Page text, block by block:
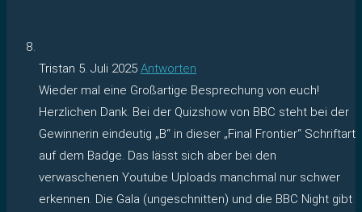
Tristan 5. Juli 2025 Antworten
Wieder mal eine Großartige Besprechung von euch!
Herzlichen Dank. Bei der Quizshow von BBC steht bei der
Gewinnerin eindeutig „B“ in dieser „Final Frontier“ Schriftart
auf dem Badge. Das lässt sich aber bei den
verwaschenen Youtube Uploads manchmal nur schwer
erkennen. Die Gala (ungeschnitten) und die BBC Night gibt